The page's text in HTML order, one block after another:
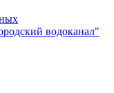
водоканал"